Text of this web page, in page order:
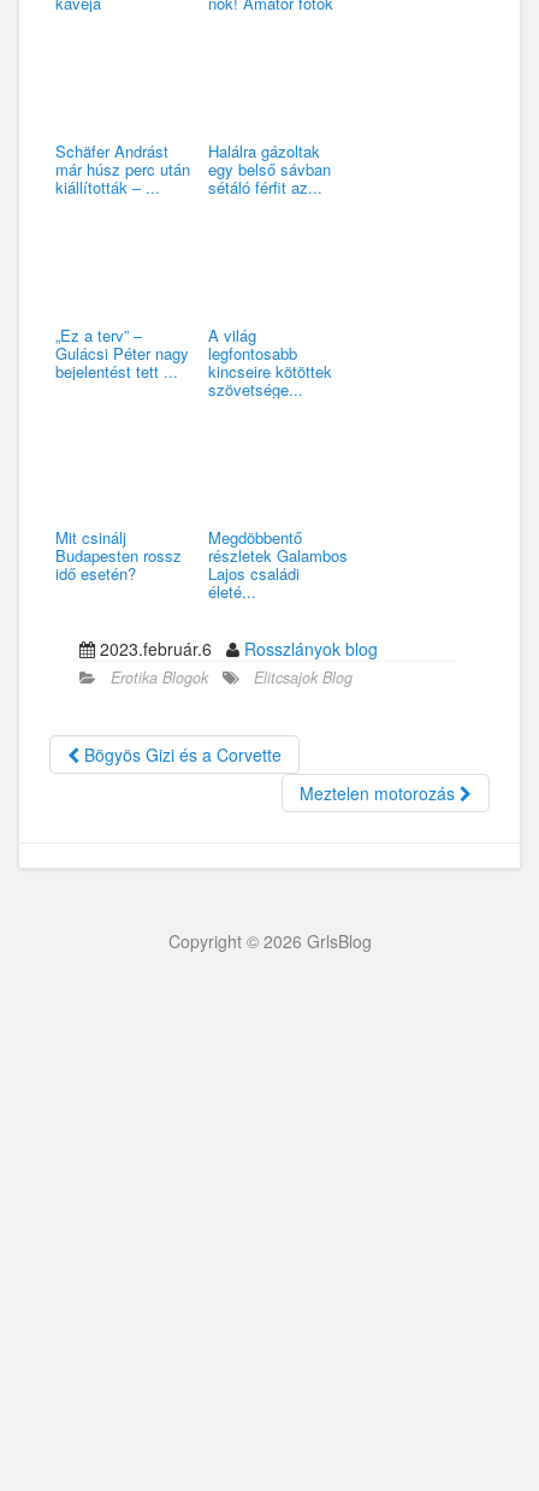
Schäfer Andrást
már húsz perc után
kiállították – ...
Halálra gázoltak
egy belső sávban
sétáló férfit az...
„Ez a terv” –
Gulácsi Péter nagy
bejelentést tett ...
A világ
legfontosabb
kincseire kötöttek
szövetsége...
Mit csinálj
Budapesten rossz
idő esetén?
Megdöbbentő
részletek Galambos
Lajos családi
életé...
2023.február.6 Rosszlányok blog
Erotika Blogok Elitcsajok Blog
Bögyös Gizi és a Corvette
Meztelen motorozás
Copyright © 2026 GrlsBlog